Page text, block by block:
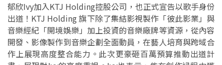
郁欣Ivy加入KTJ Holding控股公司，也正式宣告以歌手身份
出道！KTJ Holding 旗下除了集結影視製作「彼此影業」與
音樂經紀「開境娛樂」加上投資的音樂廠牌等資源，從內容
開發、影像製作到音樂企劃全面動員，在藝人培育與跨域合
作上展現高度整合能力。此次更豪砸百萬預算推動出道計